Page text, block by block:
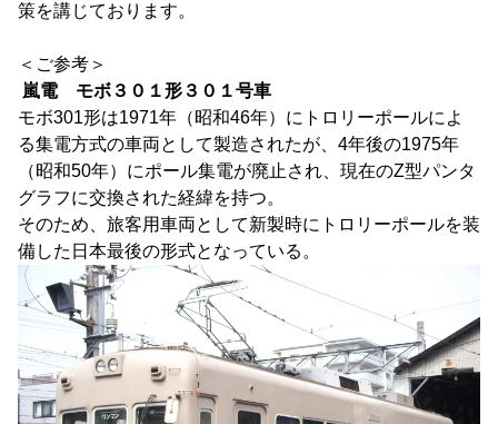
策を講じております。
＜ご参考＞
嵐電 モボ３０１形３０１号車
モボ301形は1971年（昭和46年）にトロリーポールによ
る集電方式の車両として製造されたが、4年後の1975年
（昭和50年）にポール集電が廃止され、現在のZ型パンタ
グラフに交換された経緯を持つ。
そのため、旅客用車両として新製時にトロリーポールを装
備した日本最後の形式となっている。